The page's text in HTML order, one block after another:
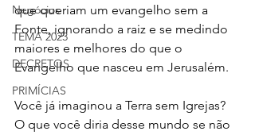
Negócios
TEMA 2023
DECRETOS
PRIMÍCIAS
que queriam um evangelho sem a
Fonte, ignorando a raiz e se medindo
maiores e melhores do que o
Evangelho que nasceu em Jerusalém.
Você já imaginou a Terra sem Igrejas?
O que você diria desse mundo se não